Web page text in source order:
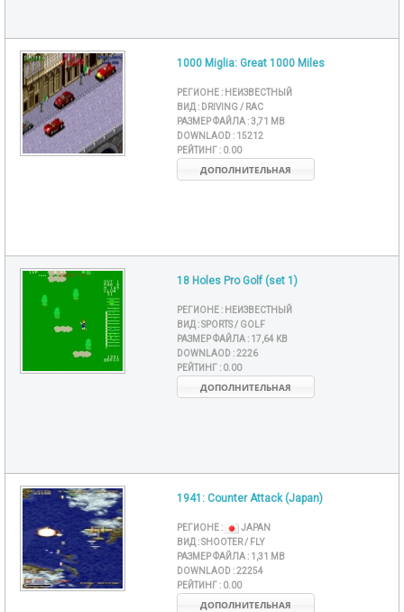
1000 Miglia: Great 1000 Miles
РЕГИОНЕ : НЕИЗВЕСТНЫЙ
ВИД : DRIVING / RAC
РАЗМЕР ФАЙЛА :3,71 MB
DOWNLAOD : 15212
РЕЙТИНГ : 0.00
ДОПОЛНИТЕЛЬНАЯ
18 Holes Pro Golf (set 1)
РЕГИОНЕ : НЕИЗВЕСТНЫЙ
ВИД :SPORTS / GOLF
РАЗМЕР ФАЙЛА : 17,64 KB
DOWNLAOD :2226
РЕЙТИНГ : 0.00
ДОПОЛНИТЕЛЬНАЯ
1941: Counter Attack (Japan)
РЕГИОНЕ :
JAPAN
ВИД :SHOOTER / FLY
РАЗМЕР ФАЙЛА : 1,31 MB
DOWNLAOD :22254
РЕЙТИНГ : 0.00
ДОПОЛНИТЕЛЬНАЯ